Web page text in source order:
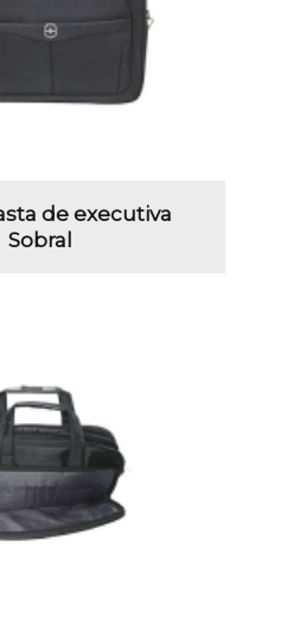
de executiva
Sobral